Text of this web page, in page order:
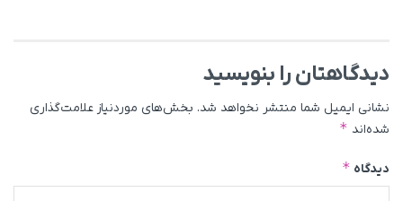
دیدگاهتان را بنویسید
نشانی ایمیل شما منتشر نخواهد شد. بخش‌های موردنیاز علامت‌گذاری
شده‌اند *
دیدگاه *